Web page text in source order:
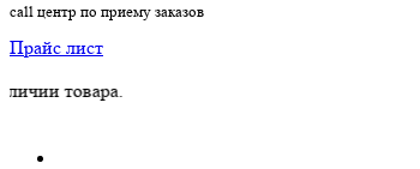
call центр по приему заказов
Прайс лист